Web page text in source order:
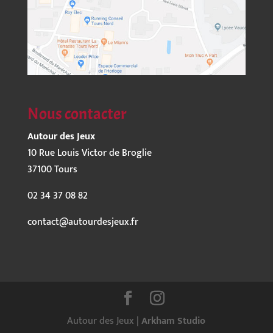
Nous contacter
Autour des Jeux
10 Rue Louis Victor de Broglie
37100 Tours
02 34 37 08 82
contact@autourdesjeux.fr
Autour des Jeux |Arkham Studio